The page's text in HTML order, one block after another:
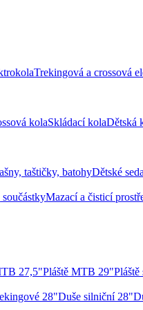
Trekingová a crossová
kolaSkládací kolaDětská
taštičky, batohyDětské
Mazací a čisticí
27,5"Pláště MTB 29"
28"Duše silniční 28"